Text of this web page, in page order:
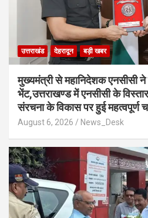
उत्तराखंड देहरादून बड़ी खबर
मुख्यमंत्री से महानिदेशक एनसीसी ने
भेंट,उत्तराखण्ड में एनसीसी के
संरचना के विकास पर हुई महत्वपूर्ण
August 6, 2026 News_Desk